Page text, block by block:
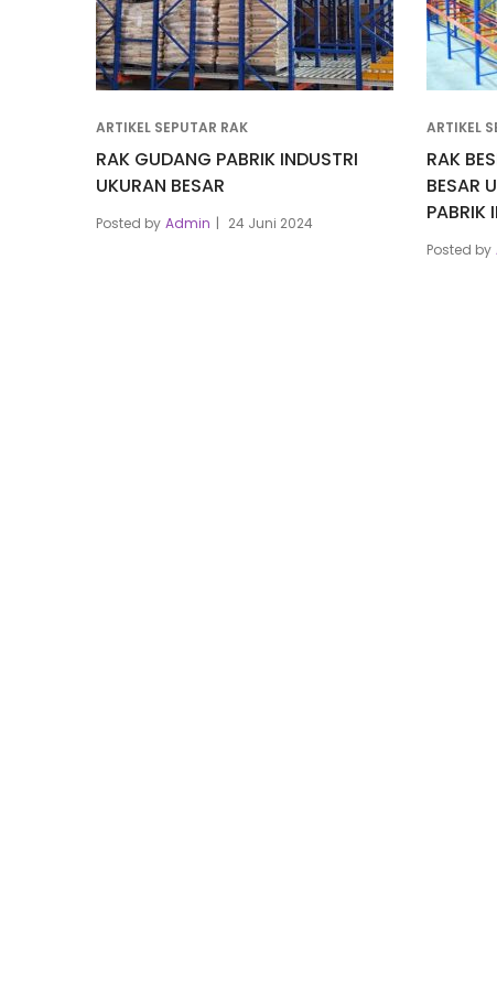
ARTIKEL SEPUTAR RAK
RAK GUDANG PABRIK INDUSTRI
UKURAN BESAR
Posted by Admin 24 Juni 2024
ARTIKEL
RAK
BESAR
PABRIK
Posted by